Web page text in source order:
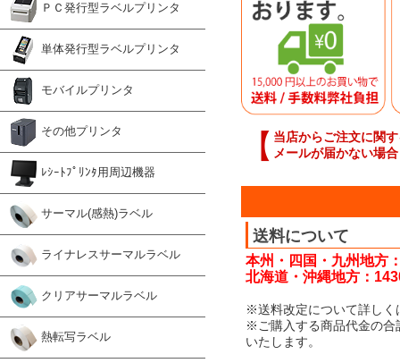
ＰＣ発行型ラベルプリンタ
単体発行型ラベルプリンタ
モバイルプリンタ
その他プリンタ
ﾚｼｰﾄﾌﾟﾘﾝﾀ用周辺機器
サーマル(感熱)ラベル
ライナレスサーマルラベル
クリアサーマルラベル
熱転写ラベル
【 当店からご注文に関
メールが届かない場合
送料について
本州・四国・九州地方
北海道・沖縄地方：
※送料改定について詳しく
※ご購入する商品代金の合
いたします。